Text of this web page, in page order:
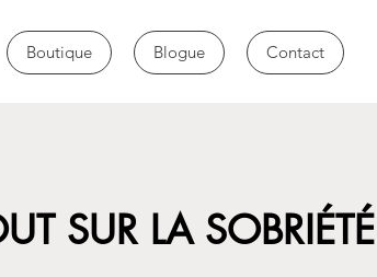
Boutique Blogue Contact
SUR LA SOBRIÉTÉ